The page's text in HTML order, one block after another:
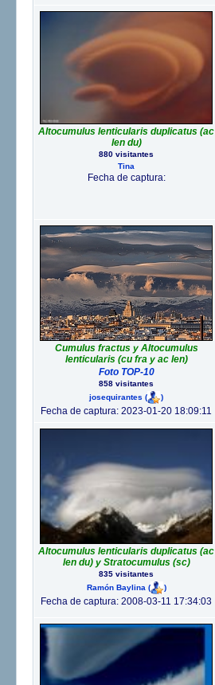
Altocumulus lenticularis duplicatus (ac
len du)
880 visitantes
Tina
Fecha de captura:
Cumulus fractus y Altocumulus
lenticularis (cu fra y ac len)
Foto TOP-10
858 visitantes
josequirantes ( )
Fecha de captura: 2023-01-20 18:09:11
Altocumulus lenticularis duplicatus (ac
len du) y Stratocumulus (sc)
835 visitantes
Ramón Baylina ( )
Fecha de captura: 2008-03-11 17:34:03